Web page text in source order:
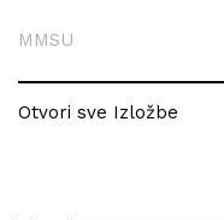
MMSU
Otvori sve Izložbe